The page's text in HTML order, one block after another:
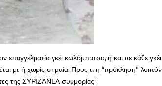
γκέι κωλόμπατσο, ή και σε κάθε γκέι
με ή χωρίς σημαία; Προς τι η “πρόκληση” λοιπόν
της ΣΥΡΙΖΑΝΕΛ συμμορίας;